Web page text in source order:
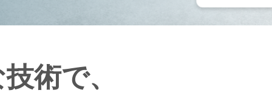
術で、